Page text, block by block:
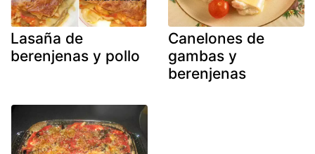
Lasaña de
berenjenas y pollo
Canelones de
gambas y
berenjenas